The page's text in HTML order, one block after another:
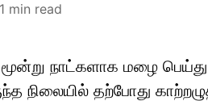
1 min read
நாட்களாக மழை
நிலையில் தற்போது